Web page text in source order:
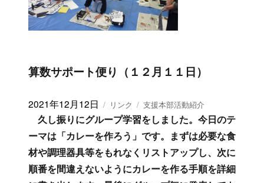
算数サポート便り（１２月１１日）